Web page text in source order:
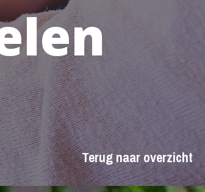
Terug naar overzicht